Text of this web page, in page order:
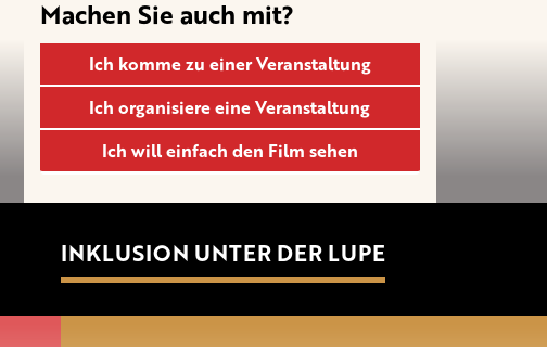
Machen Sie auch mit?
Ich komme zu einer Veranstaltung
Ich organisiere eine Veranstaltung
Ich will einfach den Film sehen
INKLUSION UNTER DER LUPE